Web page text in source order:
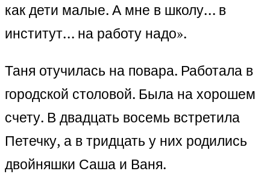
как дети малые. А мне в школу… в
институт… на работу надо».
Таня отучилась на повара. Работала в
городской столовой. Была на хорошем
счету. В двадцать восемь встретила
Петечку, а в тридцать у них родились
двойняшки Саша и Ваня.